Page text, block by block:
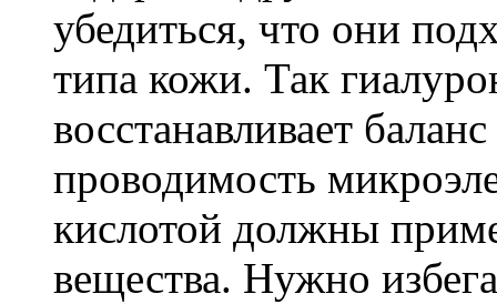
убедиться, что они
типа кожи. Так
восстанавливает
проводимость
кислотой должны
вещества. Нужно